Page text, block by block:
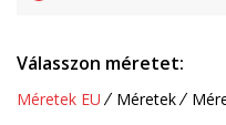
Válasszon méretet:
Méretek EU Méretek